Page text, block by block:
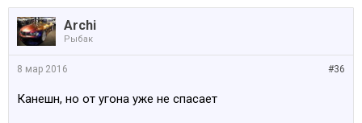
Archi
Рыбак
#36
8 мар 2016
Канешн, но от угона уже не спасает